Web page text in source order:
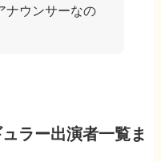
ナウンサーなの
ラー出演者一覧ま